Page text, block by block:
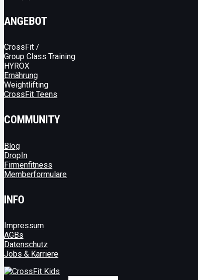
ANGEBOT
CrossFit /
Group Class Training
HYROX
Ernährung
Weightlifting
CrossFit Teens
COMMUNITY
Blog
DropIn
Firmenfitness
Memberformulare
INFO
Impressum
AGBs
Datenschutz
Jobs & Karriere